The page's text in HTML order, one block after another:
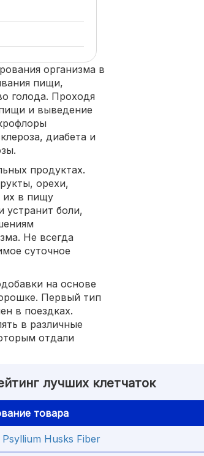
организма в
пищи,
голода. Проходя
и выведение
диабета и
продуктах.
орехи,
их в пищу
устранит боли,
Не всегда
суточное
на основе
Первый тип
в поездках.
в различные
отдали
лучших клетчаток
товара
Psyllium Husks Fiber